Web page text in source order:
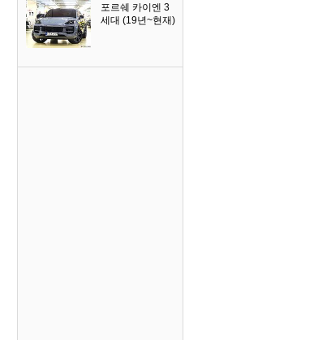
포르쉐 카이엔 3
세대 (19년~현재)